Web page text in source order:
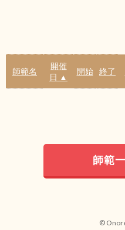
師範名
開催
日 ▲
開始 終了
師範
©